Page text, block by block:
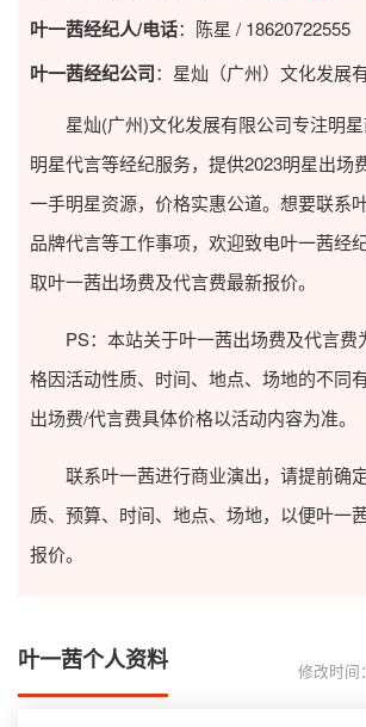
叶一茜经纪人/电话：陈星 / 18620722555
叶一茜经纪公司：星灿（广州）文化发展
星灿(广州)文化发展有限公司专注明星
明星代言等经纪服务，提供2023明星出场
一手明星资源，价格实惠公道。想要联系
品牌代言等工作事项，欢迎致电叶一茜
取叶一茜出场费及代言费最新报价。
PS：本站关于叶一茜出场费及代言费
格因活动性质、时间、地点、场地的不同
出场费/代言费具体价格以活动内容为准。
联系叶一茜进行商业演出，请提前确
质、预算、时间、地点、场地，以便叶一
报价。
叶一茜个人资料 修改时间